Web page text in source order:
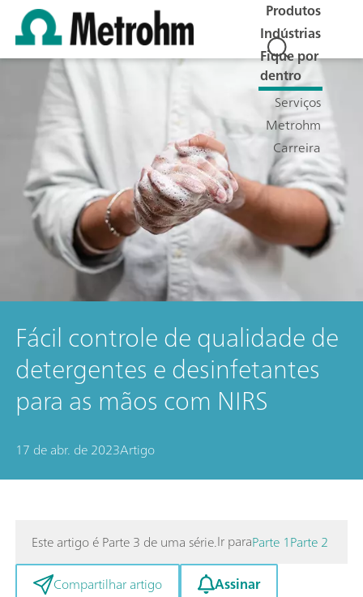
Produtos
Indústrias
Fique por
dentro
Serviços
Metrohm
Carreira
Fácil controle de qualidade de
detergentes e desinfetantes
para as mãos com NIRS
17 de abr. de 2023Artigo
Este artigo é Parte 3 de uma série.Ir paraParte 1Parte 2
Compartilhar artigo
Assinar